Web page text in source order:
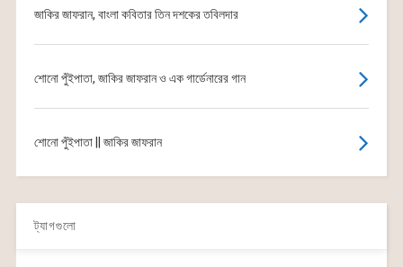
জাকির জাফরান, বাংলা কবিতার তিন দশকের তবিলদার
শোনো পুঁইপাতা, জাকির জাফরান ও এক গার্ডেনারের গান
শোনো পুঁইপাতা || জাকির জাফরান
ট্যাগগুলো